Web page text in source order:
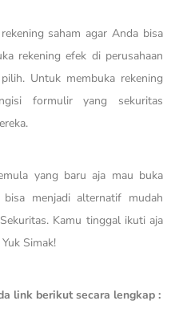
saham agar Anda bisa
rekening efek di perusahaan
Untuk membuka rekening
formulir yang sekuritas
yang baru aja mau buka
menjadi alternatif mudah
Kamu tinggal ikuti aja
Simak!
link berikut secara lengkap :